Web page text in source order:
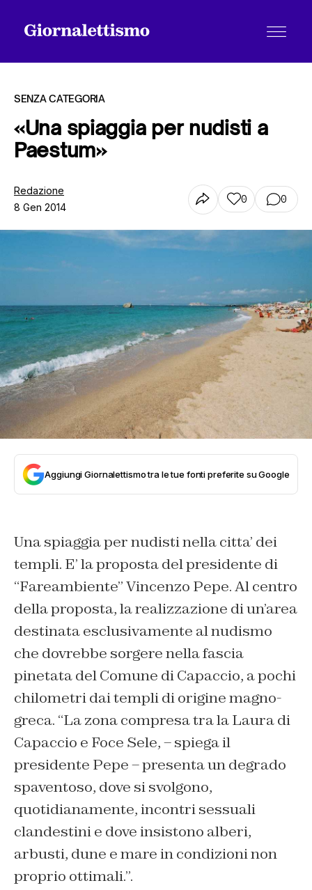
Tutti gli articoli
Chi siamo
Contatti
SENZA CATEGORIA
«Una spiaggia per nudisti a
Paestum»
Redazione
8 Gen 2014
0 0
Aggiungi Giornalettismo tra le tue fonti preferite su Google
Una spiaggia per nudisti nella citta’ dei
templi. E’ la proposta del presidente di
“Fareambiente” Vincenzo Pepe. Al centro
della proposta, la realizzazione di un’area
destinata esclusivamente al nudismo
che dovrebbe sorgere nella fascia
pinetata del Comune di Capaccio, a pochi
chilometri dai templi di origine magno-
greca. “La zona compresa tra la Laura di
Capaccio e Foce Sele, – spiega il
presidente Pepe – presenta un degrado
spaventoso, dove si svolgono,
quotidianamente, incontri sessuali
clandestini e dove insistono alberi,
arbusti, dune e mare in condizioni non
proprio ottimali.”.